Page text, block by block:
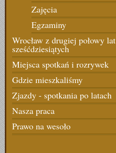
Zajęcia
Egzaminy
Wrocław z drugiej połowy lat
sześćdziesiątych
Miejsca spotkań i rozrywek
Gdzie mieszkaliśmy
Zjazdy - spotkania po latach
Nasza praca
Prawo na wesoło